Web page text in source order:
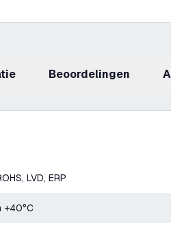
beoordelingen
LVD, ERP
+40°C